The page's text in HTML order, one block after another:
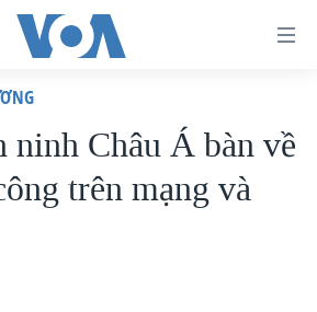
ninh Châu Á bàn về
trên mạng và